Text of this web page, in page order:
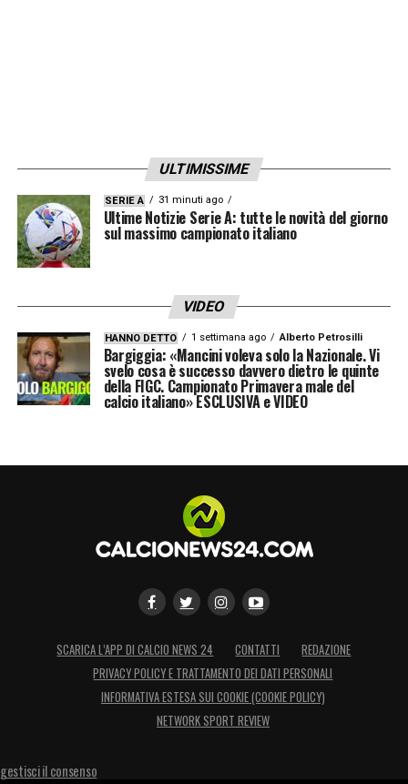
Di seguito tutti gli accoppiamenti relativi ai
quarti di finale con i match in programma l’11
aprile e il 18 aprile:
Olympiacos (Grecia) – Fenerbahce (Turchia)
Aston Villa-Lille
Viktoria Plzen (Repubblica Ceca) –
FIORENTINA (Italia)
Fenerbahce (Turchia)
Viktoria Plzen (Repubblica Ceca) –
FIORENTINA (Italia)vs Club Brugge (Belgio) –
ULTIMISSIME
SERIE A 31 minuti ago
Ultime Notizie Serie A: tutte le novità del giorno
sul massimo campionato italiano
VIDEO
HANNO DETTO 1 settimana ago Alberto Petrosilli
Bargiggia: «Mancini voleva solo la Nazionale. Vi
svelo cosa è successo davvero dietro le quinte
della FIGC. Campionato Primavera male del
calcio italiano» ESCLUSIVA e VIDEO
SCARICA L’APP DI CALCIO NEWS 24 CONTATTI
REDAZIONE
PRIVACY POLICY E TRATTAMENTO DEI DATI PERSONALI
INFORMATIVA ESTESA SUI COOKIE (COOKIE POLICY)
NETWORK SPORT REVIEW
gestisci il consenso